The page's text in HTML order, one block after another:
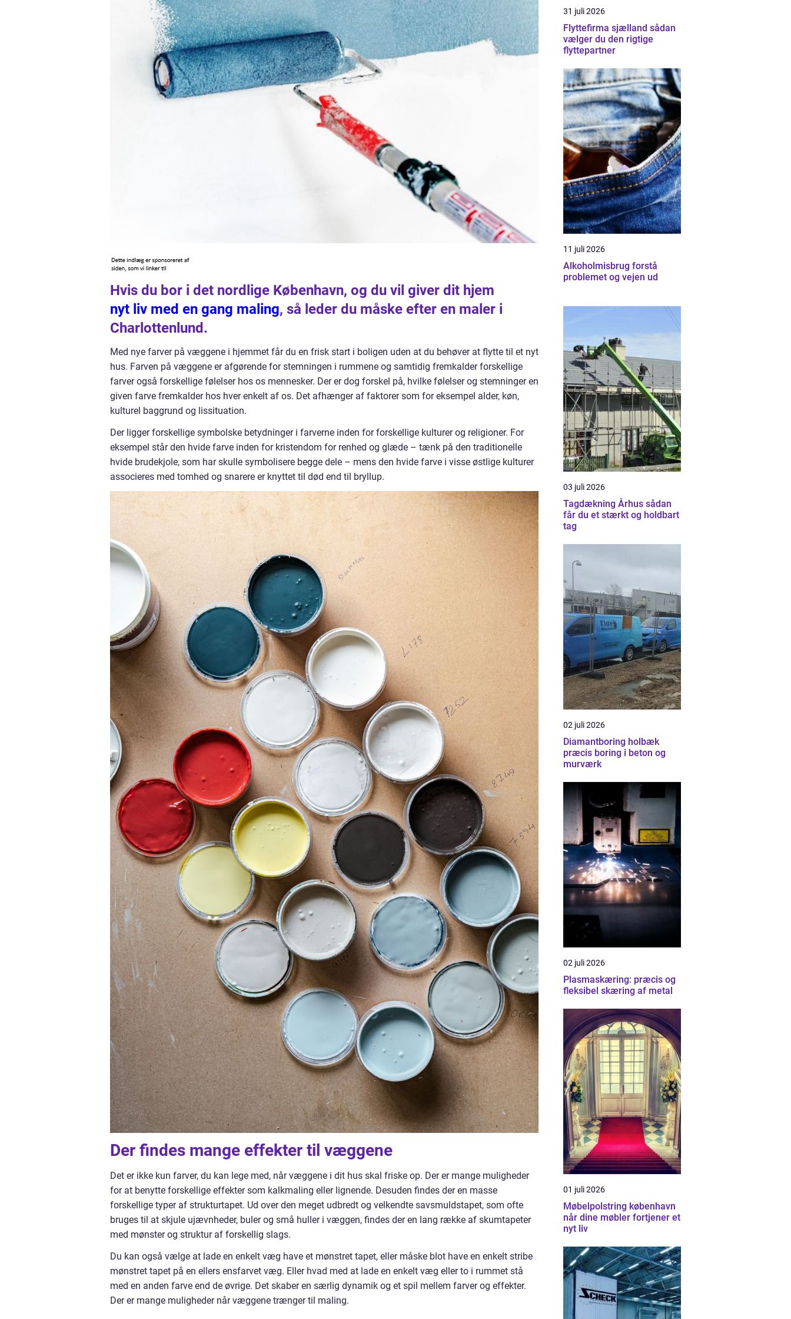
Hvis du bor i det nordlige København, og du vil giver dit hjem
nyt liv med en gang maling, så leder du måske efter en maler i
Charlottenlund.
Med nye farver på væggene i hjemmet får du en frisk start i boligen uden at du behøver at flytte til et nyt
hus. Farven på væggene er afgørende for stemningen i rummene og samtidig fremkalder forskellige
farver også forskellige følelser hos os mennesker. Der er dog forskel på, hvilke følelser og stemninger en
given farve fremkalder hos hver enkelt af os. Det afhænger af faktorer som for eksempel alder, køn,
kulturel baggrund og lissituation.
Der ligger forskellige symbolske betydninger i farverne inden for forskellige kulturer og religioner. For
eksempel står den hvide farve inden for kristendom for renhed og glæde – tænk på den traditionelle
hvide brudekjole, som har skulle symbolisere begge dele – mens den hvide farve i visse østlige kulturer
associeres med tomhed og snarere er knyttet til død end til bryllup.
Der findes mange effekter til væggene
Det er ikke kun farver, du kan lege med, når væggene i dit hus skal friske op. Der er mange muligheder
for at benytte forskellige effekter som kalkmaling eller lignende. Desuden findes der en masse
forskellige typer af strukturtapet. Ud over den meget udbredt og velkendte savsmuldstapet, som ofte
bruges til at skjule ujævnheder, buler og små huller i væggen, findes der en lang række af skumtapeter
med mønster og struktur af forskellig slags.
Du kan også vælge at lade en enkelt væg have et mønstret tapet, eller måske blot have en enkelt stribe
mønstret tapet på en ellers ensfarvet væg. Eller hvad med at lade en enkelt væg eller to i rummet stå
med en anden farve end de øvrige. Det skaber en særlig dynamik og et spil mellem farver og effekter.
Der er mange muligheder når væggene trænger til maling.
31 juli 2026
Flyttefirma sjælland sådan
vælger du den rigtige
flyttepartner
11 juli 2026
Alkoholmisbrug forstå
problemet og vejen ud
03 juli 2026
Tagdækning Århus sådan
får du et stærkt og holdbart
tag
02 juli 2026
Diamantboring holbæk
præcis boring i beton og
murværk
02 juli 2026
Plasmaskæring: præcis og
fleksibel skæring af metal
01 juli 2026
Møbelpolstring københavn
når dine møbler fortjener et
nyt liv